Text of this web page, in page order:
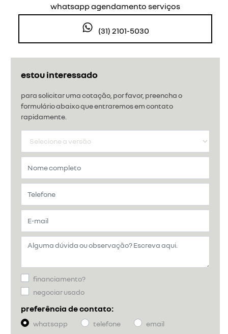
estou interessado
para solicitar uma cotação, por favor, preencha o
formulário abaixo que entraremos em contato
rapidamente.
financiamento?
negociar usado
preferência de contato:
whatsapp telefone email
whatsapp agendamento serviços
(31) 2101-5030